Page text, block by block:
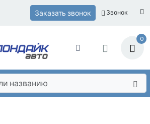
Заказать звонок Звонок
0